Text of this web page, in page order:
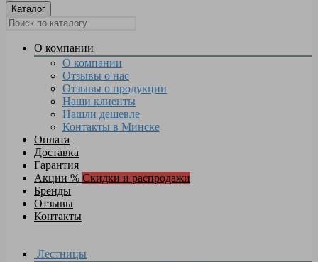
Каталог
О компании
О компании
Отзывы о нас
Отзывы о продукции
Наши клиенты
Нашли дешевле
Контакты в Минске
Оплата
Доставка
Гарантия
Акции % Скидки и распродажи
Бренды
Отзывы
Контакты
Лестницы